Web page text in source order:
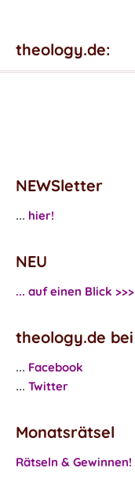
theology.de:
NEWSletter
... hier!
NEU
... auf einen Blick >>>
theology.de bei
... Facebook
... Twitter
Monatsrätsel
Rätseln & Gewinnen!